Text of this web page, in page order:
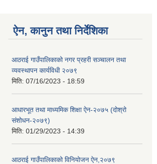
ऐन, कानुन तथा निर्देशिका
आठराई गाउँपालिकाको नगर प्रहरी सञ्चालन तथा
व्यवस्थापन कार्यविधी २०७९
मिति: 07/16/2023 - 18:59
आधारभूत तथा माध्यमिक शिक्षा ऐन-२०७५ (दोश्रो
संशोधन-२०७९)
मिति: 01/29/2023 - 14:39
आठराई गाउँपालिकाको विनियोजन ऐन,२०७९